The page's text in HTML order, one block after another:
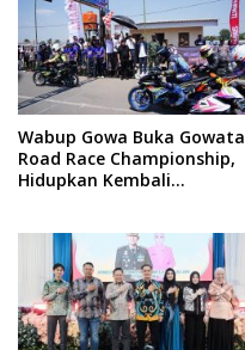
Wabup Gowa Buka Gowata
Road Race Championship,
Hidupkan Kembali